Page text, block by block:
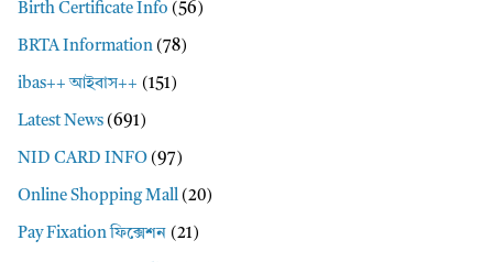
Birth Certificate Info (56)
BRTA Information (78)
ibas++ আইবাস++ (151)
Latest News (691)
NID CARD INFO (97)
Online Shopping Mall (20)
Pay Fixation ফিক্সেশন (21)